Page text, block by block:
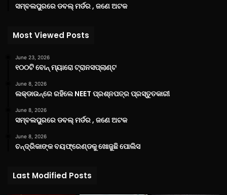
ସମ୍ବଲପୁରରେ ଡବଲ୍ ମର୍ଡର , ଜଣେ ଅଟକ
Most Viewed Posts
June 23, 2026
୧୦୦ଟି ବୋନ୍ ମ୍ୟାରୋ ଟ୍ରାନସପ୍ଲାଣ୍ଟ
June 8, 2026
ଲକ୍‌ଡାଉନ୍‌ରେ ରହିଲେ NEET ପ୍ରଶ୍ନପତ୍ର ପ୍ରସ୍ତୁତକାରୀ
June 8, 2026
ସମ୍ବଲପୁରରେ ଡବଲ୍ ମର୍ଡର , ଜଣେ ଅଟକ
June 8, 2026
ଚନ୍ଦ୍ରିକାଙ୍କ ବୟଫ୍ରେଣ୍ଡକୁ ଖୋଜୁଛି ପୋଲିସ
Last Modified Posts